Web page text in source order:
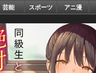
芸能 スポーツ アニ漫